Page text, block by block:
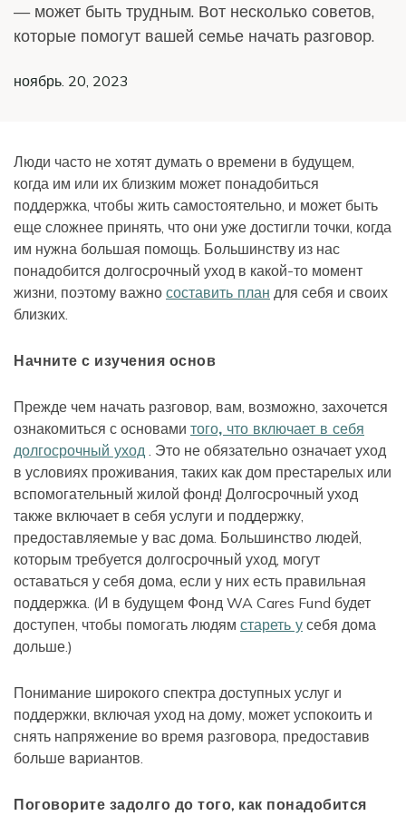
ноябрь. 20, 2023
— может быть трудным. Вот несколько советов,
которые помогут вашей семье начать разговор.
Люди часто не хотят думать о времени в будущем,
когда им или их близким может понадобиться
поддержка, чтобы жить самостоятельно, и может быть
еще сложнее принять, что они уже достигли точки, когда
им нужна большая помощь. Большинству из нас
понадобится долгосрочный уход в какой-то момент
жизни, поэтому важно составить план для себя и своих
близких.
Начните с изучения основ
Прежде чем начать разговор, вам, возможно, захочется
ознакомиться с основами того, что включает в себя
долгосрочный уход . Это не обязательно означает уход
в условиях проживания, таких как дом престарелых или
вспомогательный жилой фонд! Долгосрочный уход
также включает в себя услуги и поддержку,
предоставляемые у вас дома. Большинство людей,
которым требуется долгосрочный уход, могут
оставаться у себя дома, если у них есть правильная
поддержка. (И в будущем Фонд WA Cares Fund будет
доступен, чтобы помогать людям стареть у себя дома
дольше.)
Понимание широкого спектра доступных услуг и
поддержки, включая уход на дому, может успокоить и
снять напряжение во время разговора, предоставив
больше вариантов.
Поговорите задолго до того, как понадобится